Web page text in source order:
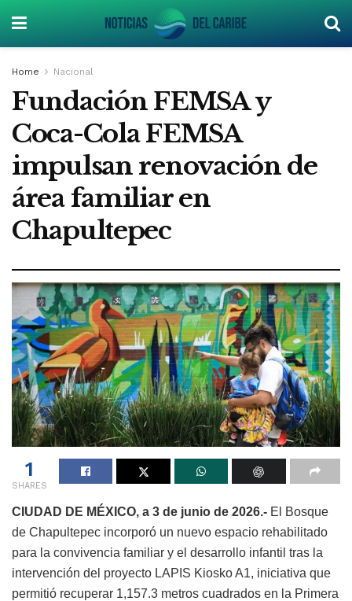
Home Nacional
Fundación FEMSA y
Coca-Cola FEMSA
impulsan renovación de
área familiar en
Chapultepec
1
SHARES
CIUDAD DE MÉXICO, a 3 de junio de 2026.- El Bosque
de Chapultepec incorporó un nuevo espacio rehabilitado
para la convivencia familiar y el desarrollo infantil tras la
intervención del proyecto LAPIS Kiosko A1, iniciativa que
permitió recuperar 1,157.3 metros cuadrados en la Primera